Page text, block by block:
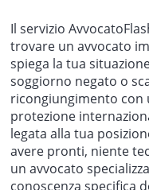
Il servizio
trovare un avvocato
spiega la tua
soggiorno negato o
ricongiungimento con
protezione
legata alla tua
avere pronti, niente
un avvocato
conoscenza specifica